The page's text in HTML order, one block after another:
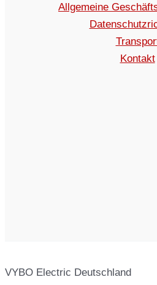
Allgemeine
Kontakt
VYBO Electric Deutschland